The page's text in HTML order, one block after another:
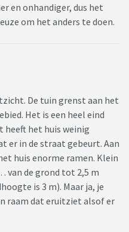
en onhandiger, dus het
om het anders te doen.
De tuin grenst aan het
Het is een heel eind
heeft het huis weinig
er in de straat gebeurt. Aan
huis enorme ramen. Klein
van de grond tot 2,5 m
is 3 m). Maar ja, je
raam dat eruitziet alsof er